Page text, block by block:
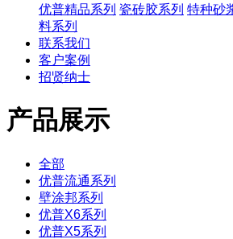
优普精品系列 瓷砖胶系列 特种砂
料系列
联系我们
客户案例
招贤纳士
产品展示
全部
优普流通系列
壁涂邦系列
优普X6系列
优普X5系列